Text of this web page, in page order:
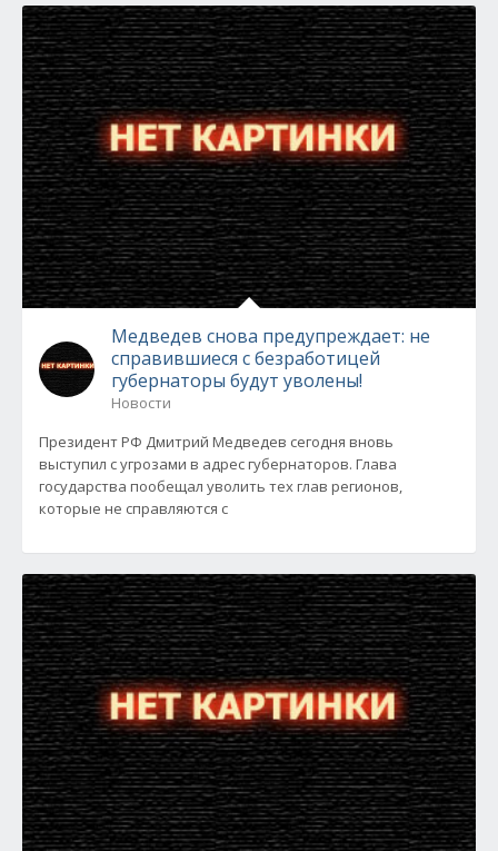
Медведев снова предупреждает: не
справившиеся с безработицей
губернаторы будут уволены!
Новости
Президент РФ Дмитрий Медведев сегодня вновь
выступил с угрозами в адрес губернаторов. Глава
государства пообещал уволить тех глав регионов,
которые не справляются с